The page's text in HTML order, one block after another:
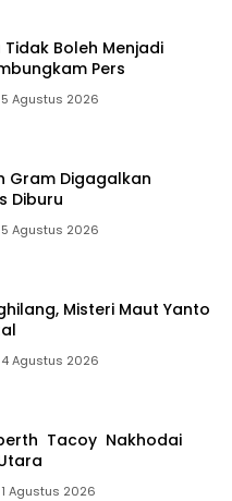
Tidak Boleh Menjadi
Pers
5 Agustus 2026
Gram Digagalkan
Diburu
5 Agustus 2026
Misteri Maut Yanto
4 Agustus 2026
Tacoy Nakhodai
1 Agustus 2026